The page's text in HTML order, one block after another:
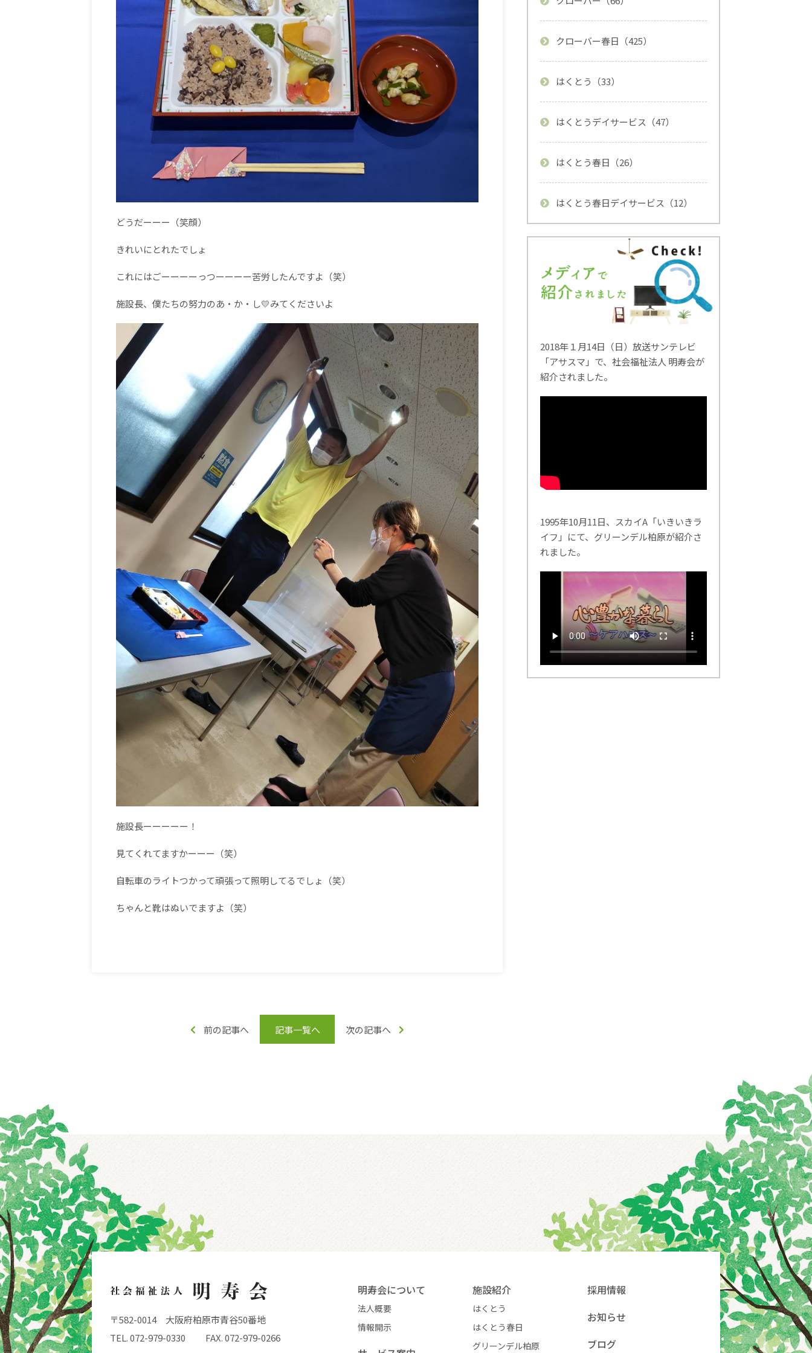
どうだーーー（笑顔）
きれいにとれたでしょ
これにはごーーーーっつーーーー苦労したんですよ（笑）
施設長、僕たちの努力のあ・か・し💛みてくださいよ
施設長ーーーーー！
見てくれてますかーーー（笑）
自転車のライトつかって頑張って照明してるでしょ（笑）
ちゃんと靴はぬいでますよ（笑）
前の記事へ 記事一覧へ 次の記事へ
クローバー春日（425）
はくとう（33）
はくとうデイサービス（47）
はくとう春日（26）
はくとう春日デイサービス（12）
2018年１月14日（日）放送サンテレビ
「アサスマ」で、社会福祉法人 明寿会が
紹介されました。
1995年10月11日、スカイA「いきいきラ
イフ」にて、グリーンデル柏原が紹介さ
れました。
〒582-0014
大阪府柏原市青谷50番地
TEL. 072-979-0330
FAX. 072-979-0266
明寿会について
法人概要
情報開示
施設紹介
はくとう
はくとう春日
グリーンデル柏原
採用情報
お知らせ
ブログ